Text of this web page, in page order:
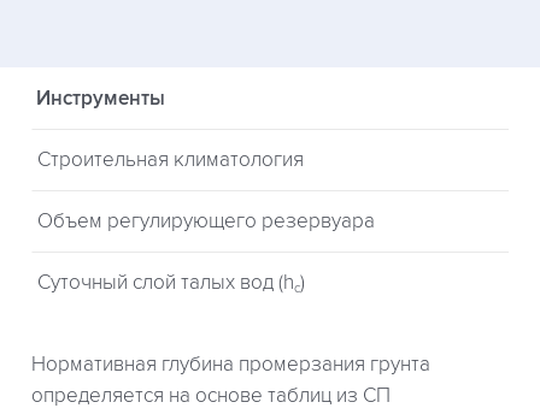
Инструменты
Строительная климатология
Объем регулирующего резервуара
Суточный слой талых вод (hc)
Нормативная глубина промерзания грунта
определяется на основе таблиц из СП